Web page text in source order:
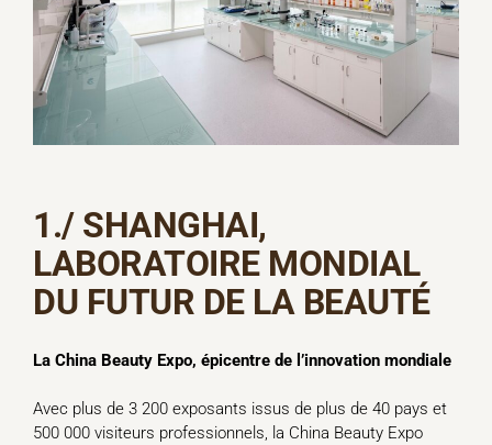
1./ SHANGHAI,
LABORATOIRE MONDIAL
DU FUTUR DE LA BEAUTÉ
La China Beauty Expo, épicentre de l’innovation mondiale
Avec plus de 3 200 exposants issus de plus de 40 pays et
500 000 visiteurs professionnels, la China Beauty Expo